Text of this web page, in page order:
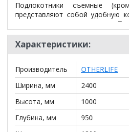
Подлокотники съемные
представляют собой удобную
из натурального дерева.
мягкую и приятную глазу
подушечки из спандбонда 80
которых сажается на резинку и
верхом и спандбондом
размещается
плотности.
Обивка на царге модели
Дополнительно: выкатная часть
(по умолчанию техткань)
Характеристики:
Производитель
OTHERLIFE
Ширина, мм
2400
Высота, мм
1000
Глубина, мм
950